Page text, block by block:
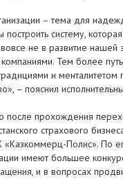
– тема для
систему,
не в развитие
Тем более
и
– пояснил
после прохождения
страхового
Полис». По
имеют большее
и в вопросах